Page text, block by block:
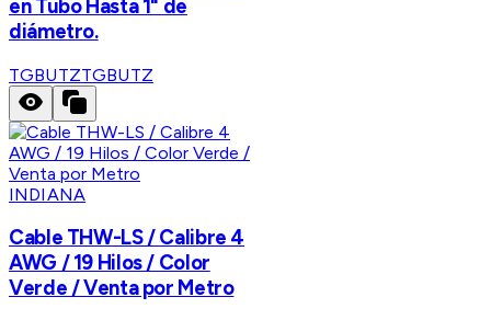
en Tubo Hasta 1" de
diámetro.
TGBUTZTGBUTZ
INDIANA
Cable THW-LS / Calibre 4
AWG / 19 Hilos / Color
Verde / Venta por Metro